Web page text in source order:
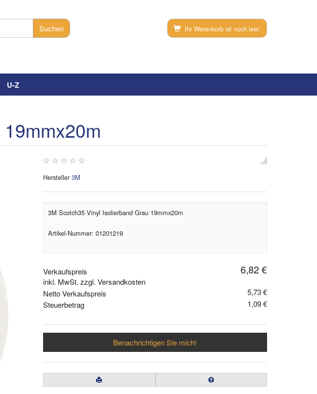
Ihr Warenkorb ist noch leer.
U-Z
Hersteller 3M
3M Scotch35 Vinyl Isolierband Grau 19mmx20m
Artikel-Nummer: 01201219
Verkaufspreis 6,82 €
inkl. MwSt. zzgl. Versandkosten
Netto Verkaufspreis
5,73 €
Steuerbetrag
1,09 €
Benachrichtigen Sie mich!